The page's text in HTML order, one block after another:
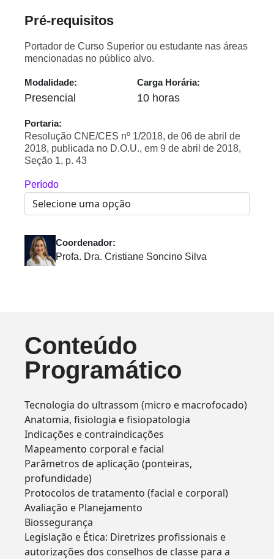
Pré-requisitos
Portador de Curso Superior ou estudante nas áreas
mencionadas no público alvo.
Modalidade:
Presencial
Carga Horária:
10 horas
Portaria:
Resolução CNE/CES nº 1/2018, de 06 de abril de
2018, publicada no D.O.U., em 9 de abril de 2018,
Seção 1, p. 43
Período
Coordenador:
Profa. Dra. Cristiane Soncino Silva
Conteúdo
Programático
Tecnologia do ultrassom (micro e macrofocado)
Anatomia, fisiologia e fisiopatologia
Indicações e contraindicações
Mapeamento corporal e facial
Parâmetros de aplicação (ponteiras,
profundidade)
Protocolos de tratamento (facial e corporal)
Avaliação e Planejamento
Biossegurança
Legislação e Ética: Diretrizes profissionais e
autorizações dos conselhos de classe para a